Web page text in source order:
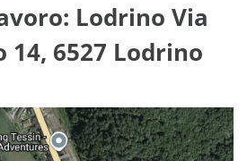
Lodrino Via
14, 6527 Lodrino